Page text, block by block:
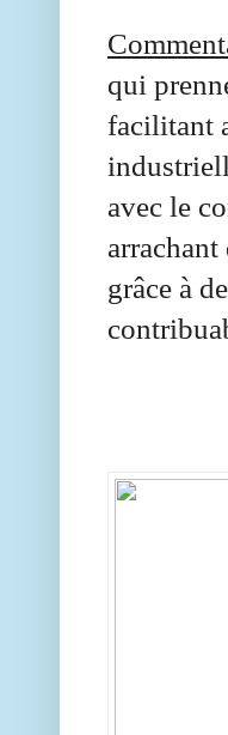
qui
facilitant
avec le
arrachant
grâce à